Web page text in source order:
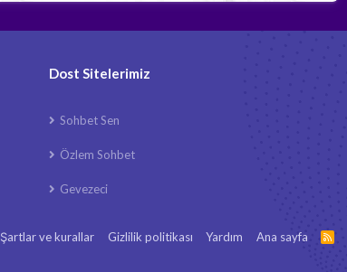
Dost Sitelerimiz
Sohbet Sen
Özlem Sohbet
Gevezeci
Şartlar ve kurallar Gizlilik politikası Yardım Ana sayfa
R